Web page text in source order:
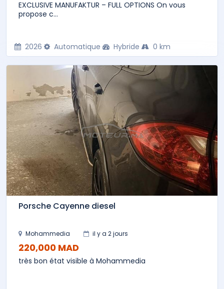
EXCLUSIVE MANUFAKTUR – FULL OPTIONS On vous
propose c...
2026 Automatique Hybride 0 km
Porsche Cayenne diesel
Mohammedia il y a 2 jours
220,000 MAD
très bon état visible à Mohammedia